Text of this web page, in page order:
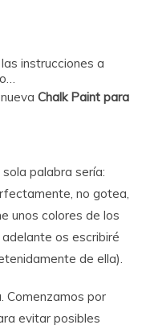
instrucciones a
Chalk Paint para
palabra sería:
no gotea,
unos colores de los
os escribiré
de ella).
Comenzamos por
evitar posibles